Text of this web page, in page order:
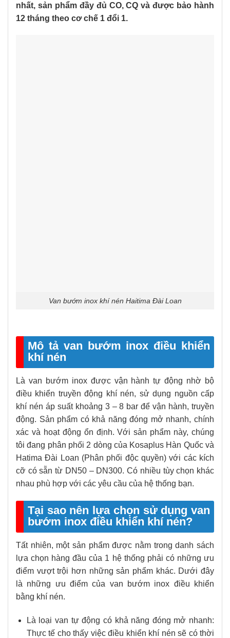
nhất, sản phẩm đầy đủ CO, CQ và được bảo hành
12 tháng theo cơ chế 1 đổi 1.
Van bướm inox khí nén Haitima Đài Loan
Mô tả van bướm inox điều khiển
khí nén
Là van bướm inox được vận hành tự động nhờ bộ
điều khiển truyền động khí nén, sử dụng nguồn cấp
khí nén áp suất khoảng 3 – 8 bar để vận hành, truyền
động. Sản phẩm có khả năng đóng mở nhanh, chính
xác và hoạt động ổn định. Với sản phẩm này, chúng
tôi đang phân phối 2 dòng của Kosaplus Hàn Quốc và
Hatima Đài Loan (Phân phối độc quyền) với các kích
cỡ có sẵn từ DN50 – DN300. Có nhiều tùy chọn khác
nhau phù hợp với các yêu cầu của hệ thống bạn.
Tại sao nên lựa chọn sử dụng van
bướm inox điều khiển khí nén?
Tất nhiên, một sản phẩm được nằm trong danh sách
lựa chọn hàng đầu của 1 hệ thống phải có những ưu
điểm vượt trội hơn những sản phẩm khác. Dưới đây
là những ưu điểm của van bướm inox điều khiển
bằng khí nén.
Là loại van tự động có khả năng đóng mở nhanh:
Thực tế cho thấy việc điều khiển khí nén sẽ có thời